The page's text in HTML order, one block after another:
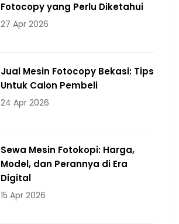
Fotocopy yang Perlu Diketahui
27 Apr 2026
Jual Mesin Fotocopy Bekasi: Tips
Untuk Calon Pembeli
24 Apr 2026
Sewa Mesin Fotokopi: Harga,
Model, dan Perannya di Era
Digital
15 Apr 2026